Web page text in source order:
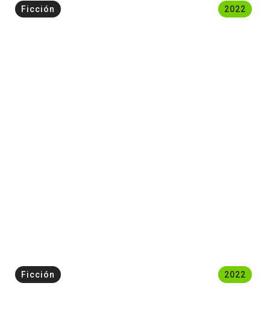
2022
Ficción
2022
Ficción